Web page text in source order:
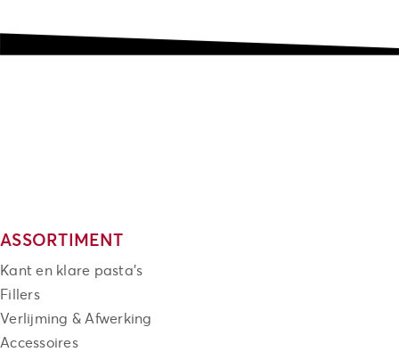
ASSORTIMENT
Kant en klare pasta's
Fillers
Verlijming & Afwerking
Accessoires